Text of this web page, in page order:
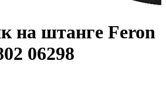
на штанге Feron
06298